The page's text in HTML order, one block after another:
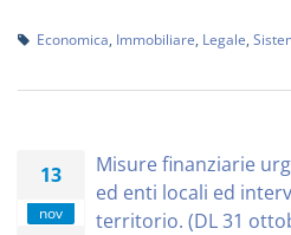
Economica Immobiliare Legale
13
nov
Misure finanziarie
ed enti locali ed
territorio. (DL 31